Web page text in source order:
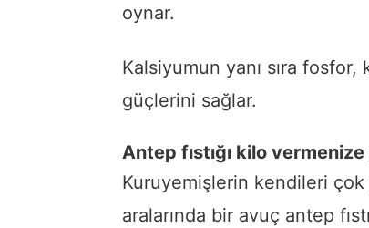
oynar.
Kalsiyumun yanı sıra
güçlerini sağlar.
Antep fıstığı kilo vermenize
Kuruyemişlerin kendileri
aralarında bir avuç antep